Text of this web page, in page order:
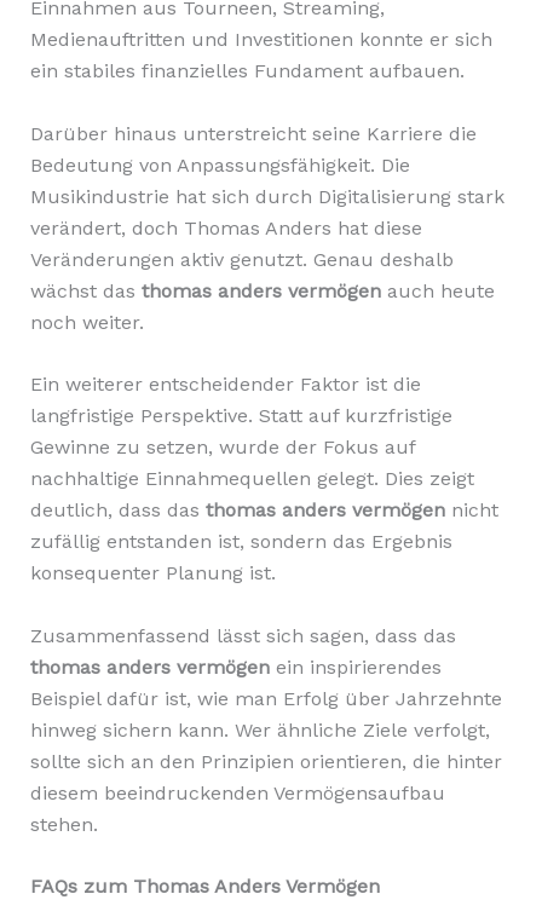
Einnahmen aus Tourneen, Streaming,
Medienauftritten und Investitionen konnte er sich
ein stabiles finanzielles Fundament aufbauen.
Darüber hinaus unterstreicht seine Karriere die
Bedeutung von Anpassungsfähigkeit. Die
Musikindustrie hat sich durch Digitalisierung stark
verändert, doch Thomas Anders hat diese
Veränderungen aktiv genutzt. Genau deshalb
wächst das thomas anders vermögenauch heute
noch weiter.
Ein weiterer entscheidender Faktor ist die
langfristige Perspektive. Statt auf kurzfristige
Gewinne zu setzen, wurde der Fokus auf
nachhaltige Einnahmequellen gelegt. Dies zeigt
deutlich, dass das thomas anders vermögennicht
zufällig entstanden ist, sondern das Ergebnis
konsequenter Planung ist.
Zusammenfassend lässt sich sagen, dass das
thomas anders vermögenein inspirierendes
Beispiel dafür ist, wie man Erfolg über Jahrzehnte
hinweg sichern kann. Wer ähnliche Ziele verfolgt,
sollte sich an den Prinzipien orientieren, die hinter
diesem beeindruckenden Vermögensaufbau
stehen.
FAQs zum Thomas Anders Vermögen